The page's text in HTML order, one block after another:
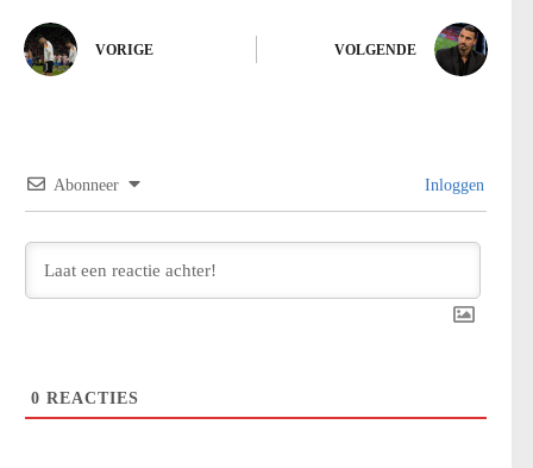
VORIGE VOLGENDE
Abonneer Inloggen
0 REACTIES